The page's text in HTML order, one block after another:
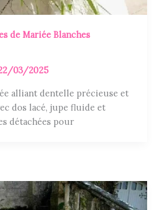
de Mariée Blanches
03/2025
alliant dentelle précieuse et
dos lacé, jupe fluide et
détachées pour